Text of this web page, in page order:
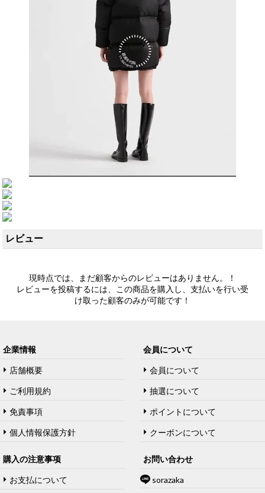
レビュー
現時点では、まだ顧客からのレビューはありません。！
レビューを投稿するには、この商品を購入し、支払いを行い受
け取った顧客のみが可能です！
企業情報
店舗概要
ご利用規約
免責事項
個人情報保護方針
会員について
会員について
抽選について
ポイントについて
クーポンについて
購入の注意事项
お支払について
お問い合わせ
sorazaka